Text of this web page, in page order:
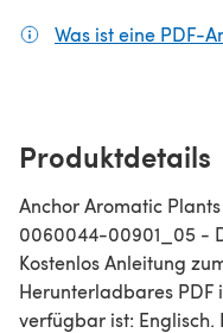
Was ist eine PDF-
Produktdetails
Anchor Aromatic
0060044-00901_05 - Downloadable PDF ist eine
Kostenlos Anleitung
Herunterladbares PDF
verfügbar ist: Englisch.